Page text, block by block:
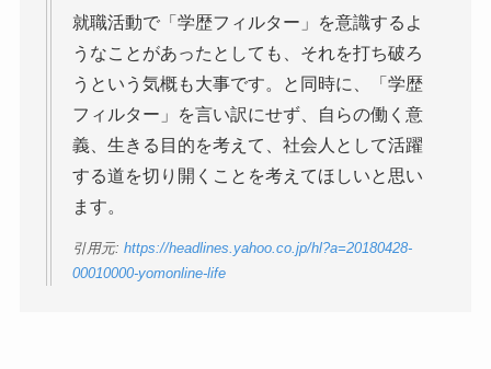
就職活動で「学歴フィルター」を意識するよ
うなことがあったとしても、それを打ち破ろ
うという気概も大事です。と同時に、「学歴
フィルター」を言い訳にせず、自らの働く意
義、生きる目的を考えて、社会人として活躍
する道を切り開くことを考えてほしいと思い
ます。
引用元: https://headlines.yahoo.co.jp/hl?a=20180428-
00010000-yomonline-life